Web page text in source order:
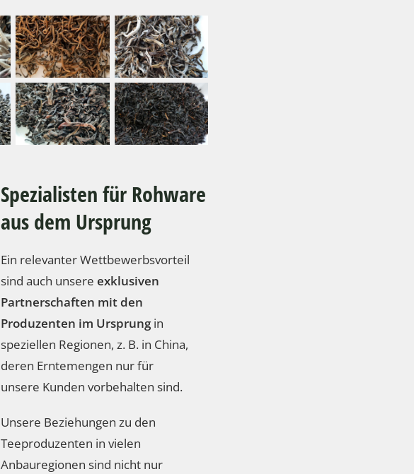
Spezialisten für Rohware
aus dem Ursprung
Ein relevanter Wettbewerbsvorteil
sind auch unsere exklusiven
Partnerschaften mit den
Produzenten im Ursprungin
speziellen Regionen, z. B. in China,
deren Erntemengen nur für
unsere Kunden vorbehalten sind.
Unsere Beziehungen zu den
Teeproduzenten in vielen
Anbauregionen sind nicht nur